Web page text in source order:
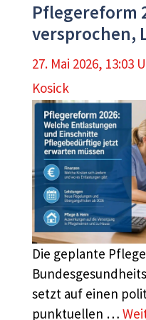
Pflegereform
versprochen,
27. Mai 2026, 13:03
Kosick
Die geplante
setzt auf einen
punktuellen …